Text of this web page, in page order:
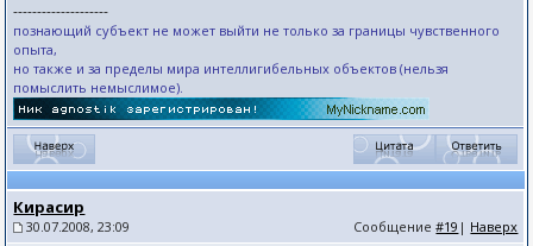
--------------------
познающий субъект не может выйти не только за границы чувственного
опыта,
но также и за пределы мира интеллигибельных объектов (нельзя
помыслить немыслимое).
Кирасир
30.07.2008, 23:09 Сообщение#19 | Наверх